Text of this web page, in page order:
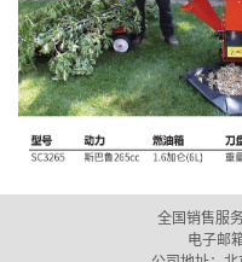
全国销售服
电子邮箱